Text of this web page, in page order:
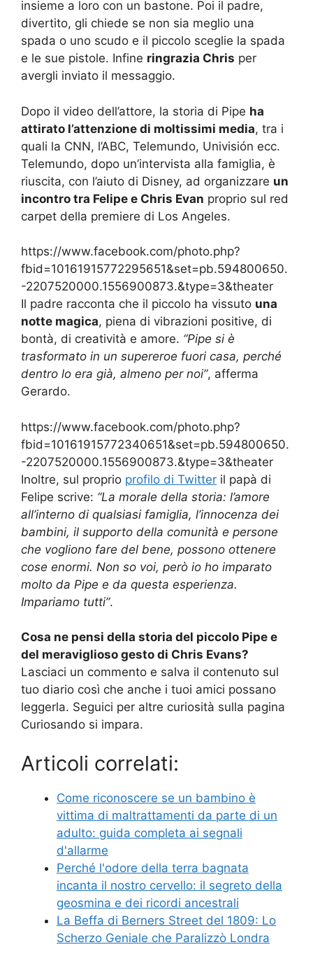
insieme a loro con un bastone. Poi il padre,
divertito, gli chiede se non sia meglio una
spada o uno scudo e il piccolo sceglie la spada
e le sue pistole. Infine ringrazia Chris per
avergli inviato il messaggio.
Dopo il video dell’attore, la storia di Pipe ha
attirato l’attenzione di moltissimi media, tra i
quali la CNN, l’ABC, Telemundo, Univisión ecc.
Telemundo, dopo un’intervista alla famiglia, è
riuscita, con l’aiuto di Disney, ad organizzare un
incontro tra Felipe e Chris Evan proprio sul red
carpet della premiere di Los Angeles.
https://www.facebook.com/photo.php?
fbid=10161915772295651&set=pb.594800650.
-2207520000.1556900873.&type=3&theater
Il padre racconta che il piccolo ha vissuto una
notte magica, piena di vibrazioni positive, di
bontà, di creatività e amore. “Pipe si è
trasformato in un supereroe fuori casa, perché
dentro lo era già, almeno per noi”, afferma
Gerardo.
https://www.facebook.com/photo.php?
fbid=10161915772340651&set=pb.594800650.
-2207520000.1556900873.&type=3&theater
Inoltre, sul proprio profilo di Twitter il papà di
Felipe scrive: “La morale della storia: l’amore
all’interno di qualsiasi famiglia, l’innocenza dei
bambini, il supporto della comunità e persone
che vogliono fare del bene, possono ottenere
cose enormi. Non so voi, però io ho imparato
molto da Pipe e da questa esperienza.
Impariamo tutti”.
Cosa ne pensi della storia del piccolo Pipe e
del meraviglioso gesto di Chris Evans?
Lasciaci un commento e salva il contenuto sul
tuo diario così che anche i tuoi amici possano
leggerla. Seguici per altre curiosità sulla pagina
Curiosando si impara.
Articoli correlati:
Come riconoscere se un bambino è
vittima di maltrattamenti da parte di un
adulto: guida completa ai segnali
d'allarme
Perché l'odore della terra bagnata
incanta il nostro cervello: il segreto della
geosmina e dei ricordi ancestrali
La Beffa di Berners Street del 1809: Lo
Scherzo Geniale che Paralizzò Londra